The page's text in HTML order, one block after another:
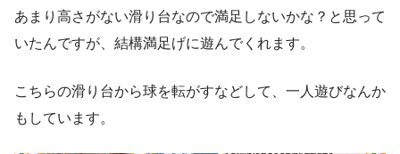
あまり高さがない滑り台なので満足しないかな？と思って
いたんですが、結構満足げに遊んでくれます。
こちらの滑り台から球を転がすなどして、一人遊びなんか
もしています。